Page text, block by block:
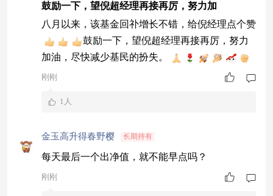
鼓励一下，望倪超经理再接再厉，努力加
八月以来，该基金回䃼增长不错，给倪经理点个赞
鼓励一下，望倪超经理再接再厉，努力
加油，尽快减少基民的扮失。
刚刚
1人
金玉高升得春野樱 长期持有
每天最后一个出净值，就不能早点吗？
刚刚